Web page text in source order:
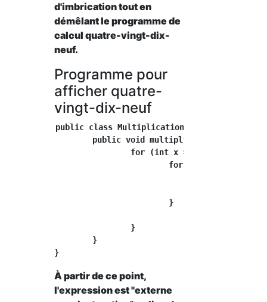
d'imbrication tout en
démêlant le programme de
calcul quatre-vingt-dix-
neuf.
Programme pour
afficher quatre-
vingt-dix-neuf
public class MultiplicationTable {
À partir de ce point,
l'expression est "externe